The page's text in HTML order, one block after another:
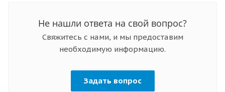
Не нашли ответа на свой вопрос?
Свяжитесь с нами, и мы предоставим
необходимую информацию.
Задать вопрос